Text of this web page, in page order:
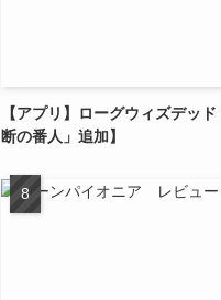
【アプリ】ローグウィズデッ
断の番人」追加】